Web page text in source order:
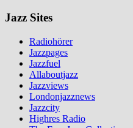
Jazz Sites
Radiohörer
Jazzpages
Jazzfuel
Allaboutjazz
Jazzviews
Londonjazznews
Jazzcity
Highres Radio